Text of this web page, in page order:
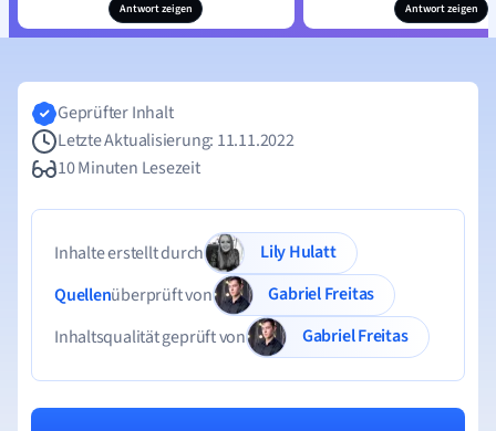
Antwort zeigen Antwort zeigen
Geprüfter Inhalt
Letzte Aktualisierung: 11.11.2022
10 Minuten Lesezeit
Inhalte erstellt durch
Lily Hulatt
Quellenüberprüft von
Gabriel Freitas
Inhaltsqualität geprüft von
Gabriel Freitas